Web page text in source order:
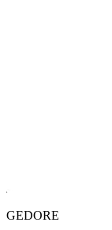
GEDORE